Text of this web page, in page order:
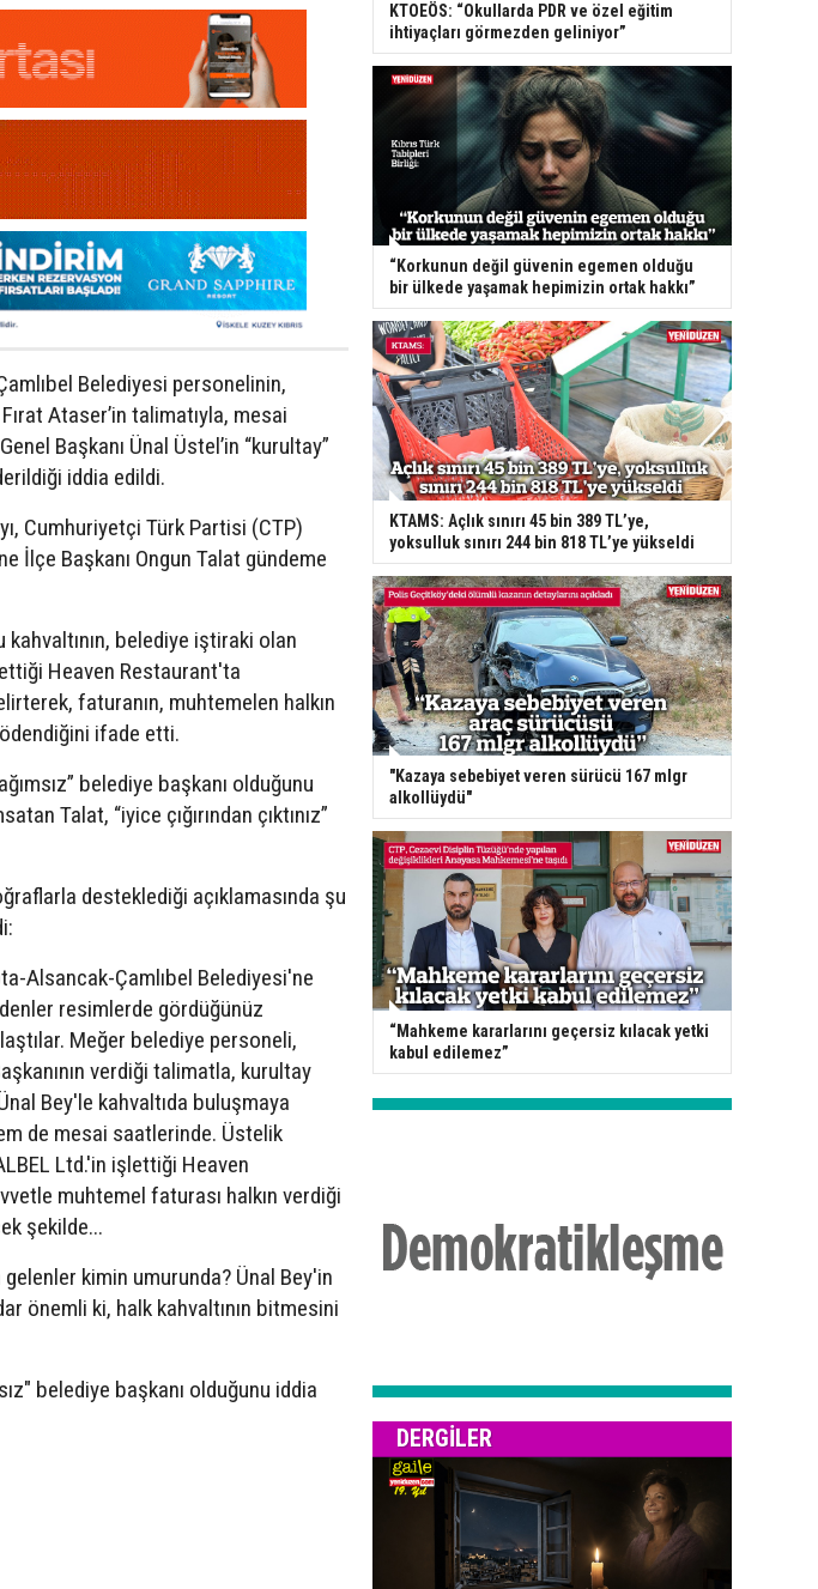
Belediyesi personelinin,
Ataser’in talimatıyla, mesai
Başkanı Ünal Üstel’in “kurultay”
iddia edildi.
Cumhuriyetçi Türk Partisi (CTP)
İlçe Başkanı Ongun Talat gündeme
belediye iştiraki olan
Heaven Restaurant'ta
faturanın, muhtemelen halkın
ifade etti.
belediye başkanı olduğunu
Talat, “iyice çığırından çıktınız”
desteklediği açıklamasında şu
Alsancak-Çamlıbel Belediyesi'ne
resimlerde gördüğünüz
Meğer belediye personeli,
verdiği talimatla, kurultay
Bey'le kahvaltıda buluşmaya
de mesai saatlerinde. Üstelik
Ltd.'in işlettiği Heaven
muhtemel faturası halkın verdiği
şekilde...
kimin umurunda? Ünal Bey'in
önemli ki, halk kahvaltının bitmesini
belediye başkanı olduğunu iddia
KTOEÖS: “Okullarda PDR ve özel eğitim
ihtiyaçları görmezden geliniyor”
“Korkunun değil güvenin egemen olduğu
bir ülkede yaşamak hepimizin ortak hakkı”
KTAMS: Açlık sınırı 45 bin 389 TL’ye,
yoksulluk sınırı 244 bin 818 TL’ye yükseldi
"Kazaya sebebiyet veren sürücü 167 mlgr
alkollüydü"
“Mahkeme kararlarını geçersiz kılacak yetki
kabul edilemez”
DERGILER